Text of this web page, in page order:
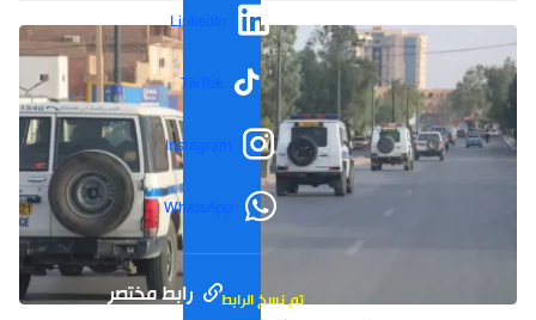
LinkedIn
TikTok
Instagram
WhatsApp
رابط مختصر تم نسخ الرابط